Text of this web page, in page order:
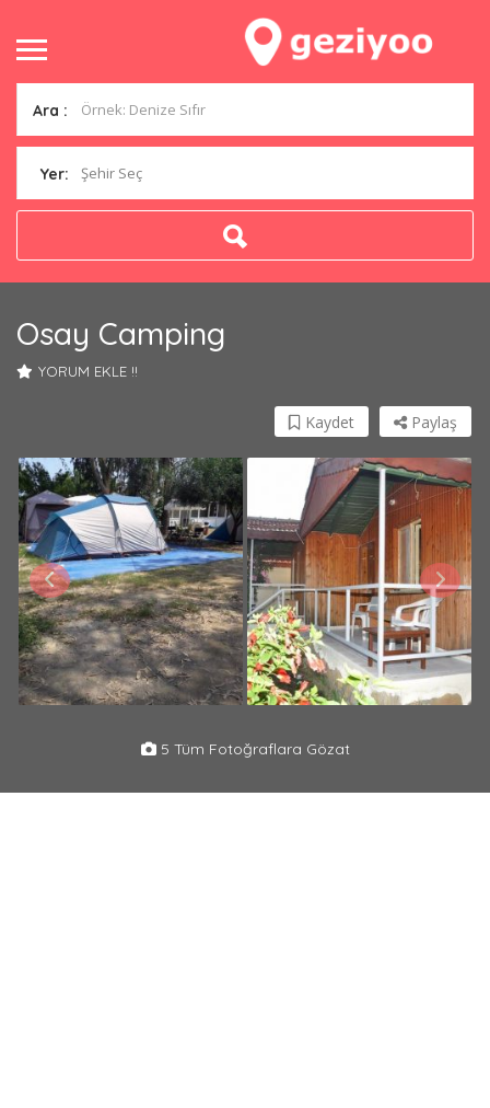
Ara :
Yer: Şehir Seç
Osay Camping
YORUM EKLE !!
Paylaş
Kaydet
5 Tüm Fotoğraflara Gözat